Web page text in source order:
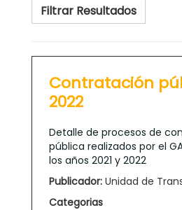
Filtrar Resultados
Contratación
2022
Detalle de procesos de
pública realizados por el
los años 2021 y 2022
Publicador: Unidad de
Categorias